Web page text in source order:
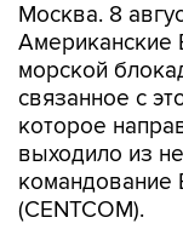
Москва. 8
Американские
морской
связанное с
которое
выходило из
(CENTCOM).